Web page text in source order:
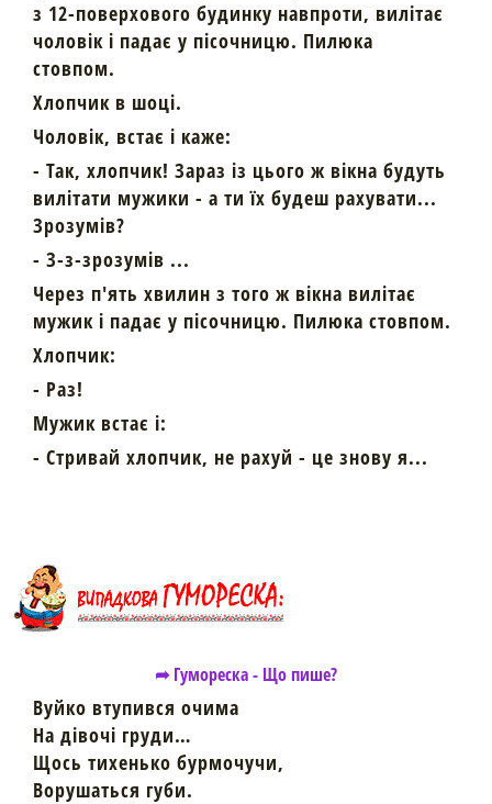
з 12-поверхового будинку навпроти, вилітає
чоловік і падає у пісочницю. Пилюка
стовпом.
Хлопчик в шоці.
Чоловік, встає і каже:
- Так, хлопчик! Зараз із цього ж вікна будуть
вилітати мужики - а ти їх будеш рахувати...
Зрозумів?
- З-з-зрозумів ...
Через п'ять хвилин з того ж вікна вилітає
мужик і падає у пісочницю. Пилюка стовпом.
Хлопчик:
- Раз!
Мужик встає і:
- Стривай хлопчик, не рахуй - це знову я...
➦ Гумореска - Що пише?
Вуйко втупився очима
На дівочі груди…
Щось тихенько бурмочучи,
Ворушаться губи.